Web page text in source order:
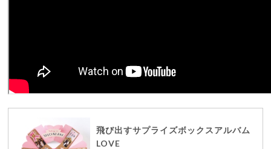
飛び出すサプライズボックスアルバム
LOVE